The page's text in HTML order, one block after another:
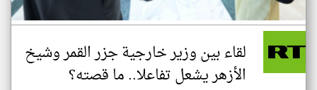
لقاء بين وزير خارجية جزر القمر وشيخ
الأزهر يشعل تفاعلا.. ما قصته؟